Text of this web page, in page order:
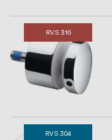
RVS 316
RVS 304